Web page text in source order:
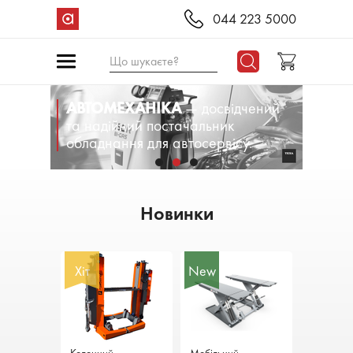
044 223 5000
Що шукаєте?
АВТОМЕХАНІКА— досвідчений
та надійний постачальник
обладнання для автосервісу.
Новинки
Хіт New